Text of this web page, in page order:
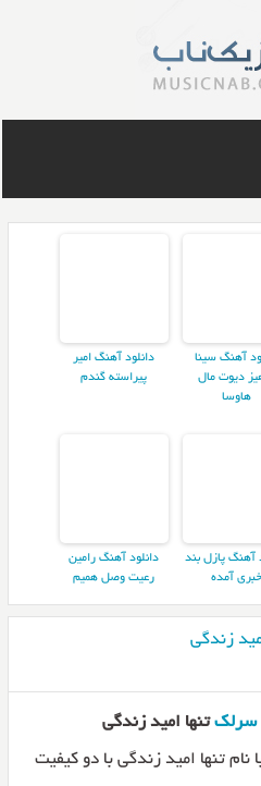
آهنگ سینا
دیوت مال
هاوسا
دانلود آهنگ امیر
پیراسته گندم
آهنگ پازل بند
خبری آمده
دانلود آهنگ رامین
رعیت وصل همیم
زندگی
سرلکتنها امید زندگی
نام تنها امید زندگی با دو کیفیت